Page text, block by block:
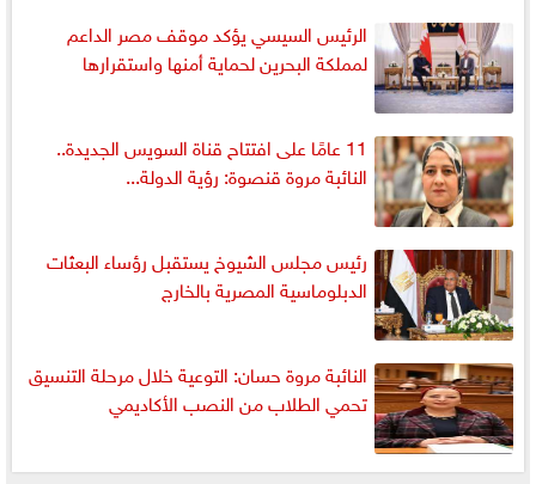
الرئيس السيسي يؤكد موقف مصر الداعم
لمملكة البحرين لحماية أمنها واستقرارها
11 عامًا على افتتاح قناة السويس الجديدة..
النائبة مروة قنصوة: رؤية الدولة...
رئيس مجلس الشيوخ يستقبل رؤساء البعثات
الدبلوماسية المصرية بالخارج
النائبة مروة حسان: التوعية خلال مرحلة التنسيق
تحمي الطلاب من النصب الأكاديمي